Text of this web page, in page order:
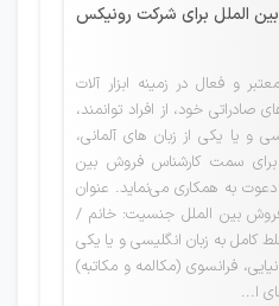
الملل برای شرکت رونیکس
و فعال در زمینه ابزار آلات
صادراتی خود، از افراد توانمند،
و یا یکی از زبان های آلمانی،
برای سمت کارشناس فروش بین
دعوت به همکاری می‌نماید. عنوان
بین الملل جنسیت: خانم /
تا 40 سال تسلط کامل به زبان انگلیسی و یا یکی
فرانسوی (مکالمه و مکاتبه)
ا...